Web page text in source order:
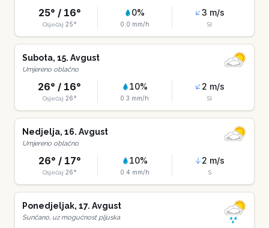
25° / 16°
Osjećaj 25°
0%
0.0 mm/h
3 m/s
SI
Subota, 15. Avgust
Umjereno oblačno
26° / 16°
Osjećaj 26°
10%
0.3 mm/h
2 m/s
SI
Nedjelja, 16. Avgust
Umjereno oblačno
26° / 17°
Osjećaj 26°
10%
0.4 mm/h
2 m/s
S
Ponedjeljak, 17. Avgust
Sunčano, uz mogućnost pljuska